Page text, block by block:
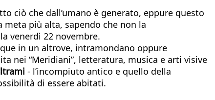
ciò che dall’umano è generato, eppure questo
meta più alta, sapendo che non la
venerdì 22 novembre.
in un altrove, intramondano oppure
nei “Meridiani”, letteratura, musica e arti visive
- l’incompiuto antico e quello della
di essere abitati.